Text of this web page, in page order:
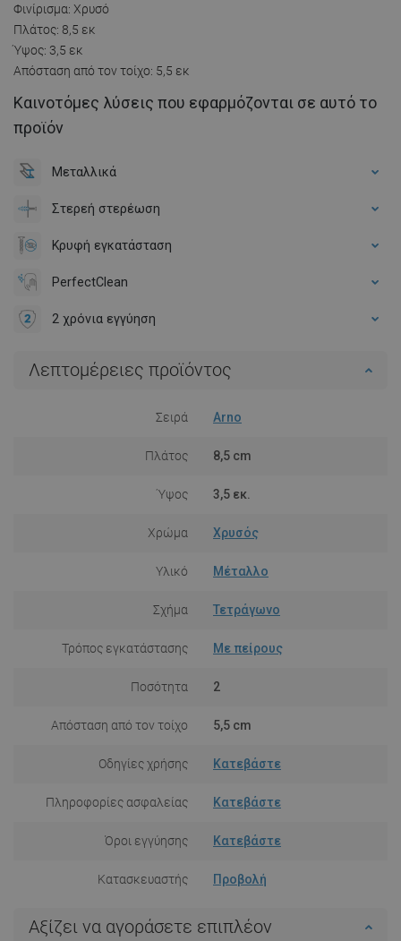
Φινίρισμα: Χρυσό
Πλάτος: 8,5 εκ
Ύψος: 3,5 εκ
Απόσταση από τον τοίχο: 5,5 εκ
Καινοτόμες λύσεις που εφαρμόζονται σε αυτό το
προϊόν
Μεταλλικά
Στερεή στερέωση
Κρυφή εγκατάσταση
PerfectClean
2 χρόνια εγγύηση
Λεπτομέρειες προϊόντος
Σειρά Arno
Πλάτος 8,5 cm
Ύψος 3,5 εκ.
Χρώμα Χρυσός
Υλικό Μέταλλο
Σχήμα Τετράγωνο
Τρόπος εγκατάστασης Με πείρους
Ποσότητα 2
Απόσταση από τον τοίχο 5,5 cm
Οδηγίες χρήσης Κατεβάστε
Πληροφορίες ασφαλείας Κατεβάστε
Όροι εγγύησης Κατεβάστε
Κατασκευαστής Προβολή
Αξίζει να αγοράσετε επιπλέον